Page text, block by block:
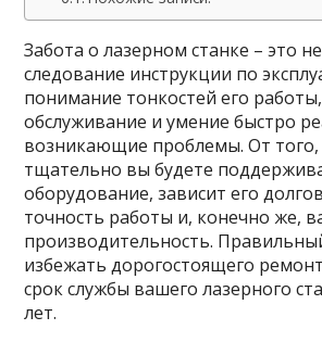
Забота о лазерном станке – это
следование инструкции по
понимание тонкостей его
обслуживание и умение быстро
возникающие проблемы. От того,
тщательно вы будете
оборудование, зависит его
точность работы и, конечно же,
производительность.
избежать дорогостоящего
срок службы вашего лазерного
лет.